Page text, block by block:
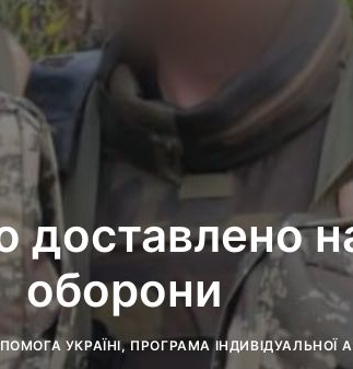
доставлено
оборони
УКРАЇНІ,ПРОГРАМА ІНДИВІДУАЛЬНОЇ